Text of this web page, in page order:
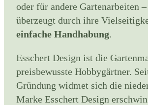
oder für andere Gartenarbeiten
überzeugt durch ihre
einfache Handhabung.
Esschert Design ist die
preisbewusste Hobbygärtner.
Gründung widmet sich die
Marke Esschert Design